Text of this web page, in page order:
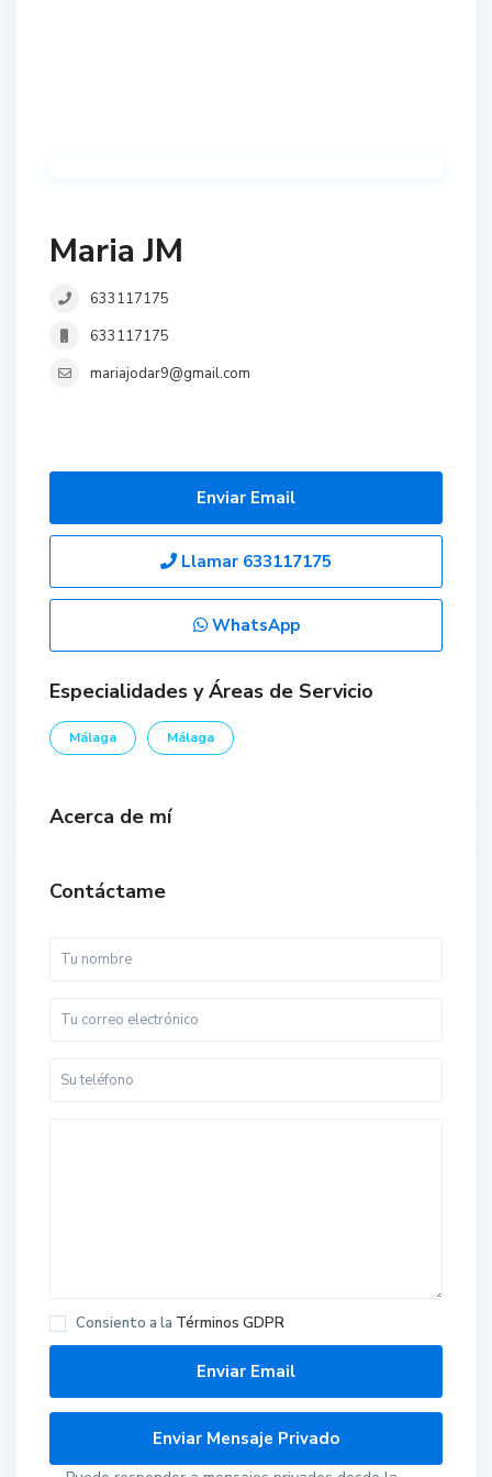
Maria JM
633117175
633117175
mariajodar9@gmail.com
Enviar Email
Llamar 633117175
WhatsApp
Especialidades y Áreas de Servicio
Málaga Málaga
Acerca de mí
Contáctame
Consiento a la Términos GDPR